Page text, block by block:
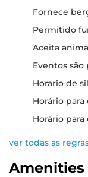
Fornece
Permitido
Aceita
Eventos
Horario de
Horário para
Horário
ver todas as
Amenities